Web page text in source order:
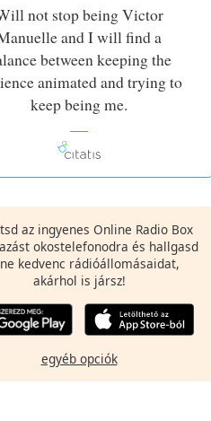
not stop being Victor
and I will find a
between keeping the
animated and trying to
keep being me.
az ingyenes Online Radio Box
okostelefonodra és hallgasd
kedvenc rádióállomásaidat,
akárhol is jársz!
egyéb opciók